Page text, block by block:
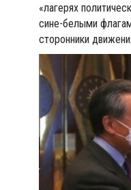
«лагерях
сине-белыми
сторонники